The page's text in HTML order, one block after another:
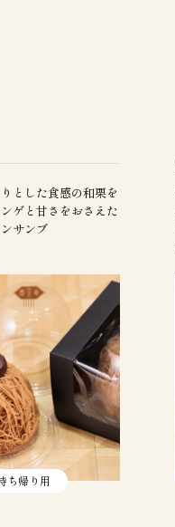
とした食感の和栗を
ゲと甘さをおさえた
サンブ
ち帰り用